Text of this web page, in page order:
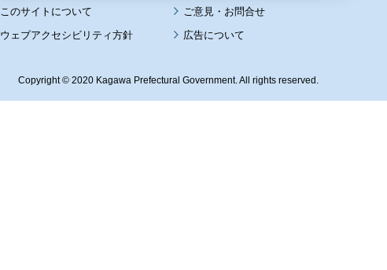
このサイトについて
ウェブアクセシビリティ方針 広告について
Copyright © 2020 Kagawa Prefectural Government. All rights reserved.